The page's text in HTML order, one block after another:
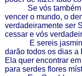
Se vós
vencer o mundo, o
verdadeiramente ser
cessar e vós
E sereis
darão todos os dias a
Ela quer encontrar
para serdes flores